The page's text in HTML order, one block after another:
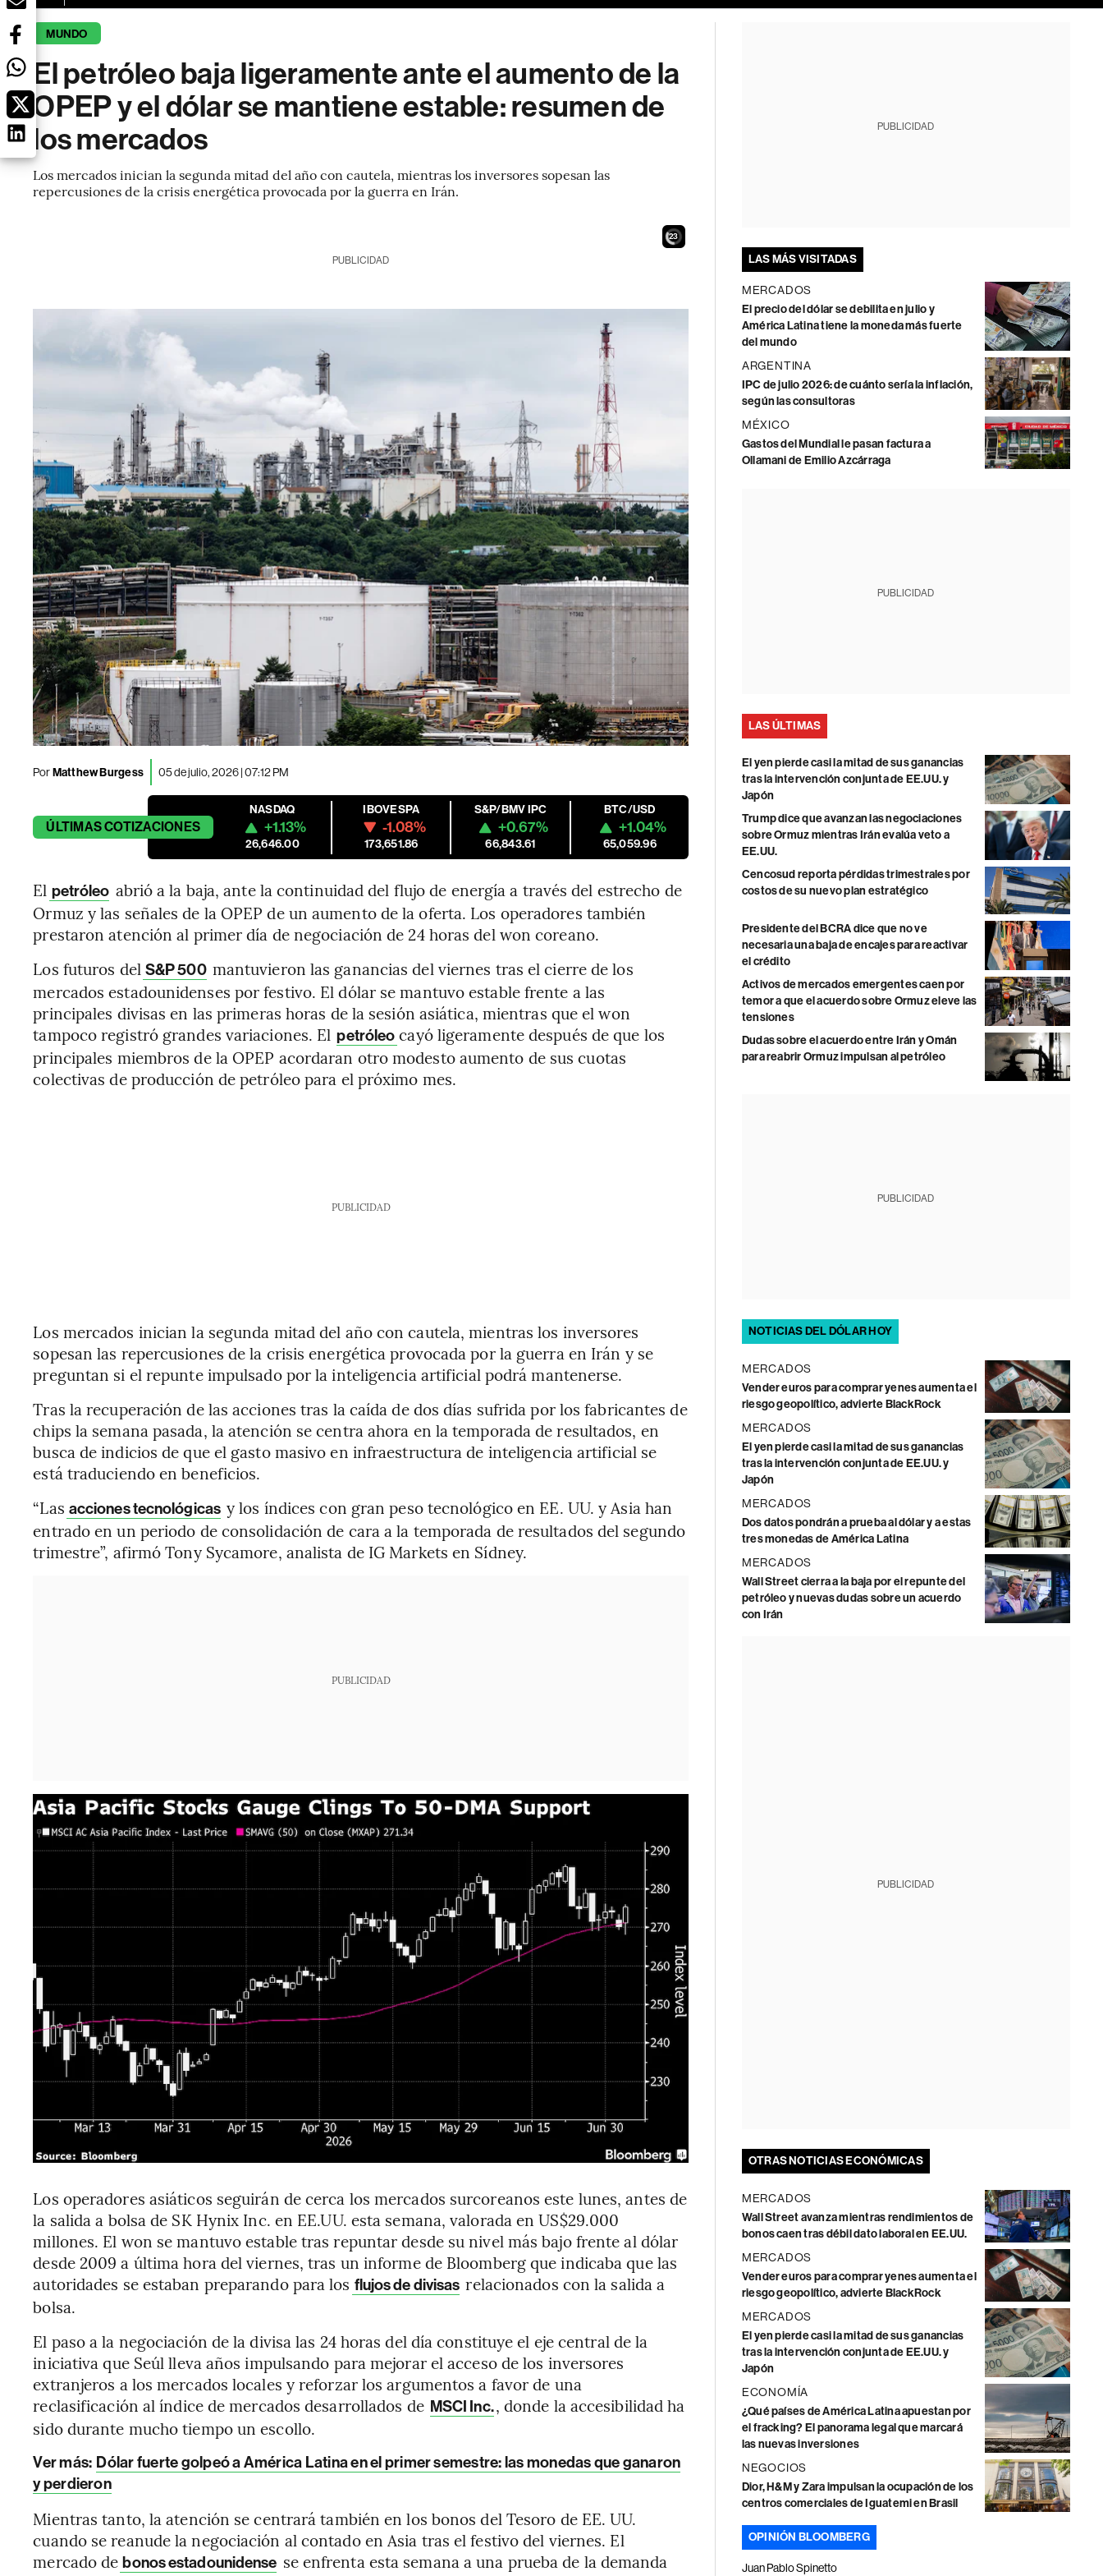
MUNDO
El petróleo baja ligeramente ante el aumento de la
OPEP y el dólar se mantiene estable: resumen de
los mercados
Los mercados inician la segunda mitad del año con cautela, mientras los inversores sopesan las
repercusiones de la crisis energética provocada por la guerra en Irán.
21
PUBLICIDAD
PorMatthew Burgess 05 de julio, 2026 | 07:12 PM
ÚLTIMASCOTIZACIONES
NASDAQ
+1.13%
26,646.00
IBOVESPA
-1.08%
173,651.86
S&P/BMV IPC
+0.67%
66,843.61
BTC/USD
+1.04%
65,059.96
El petróleo abrió a la baja, ante la continuidad del flujo de energía a través del estrecho de
Ormuz y las señales de la OPEP de un aumento de la oferta. Los operadores también
prestaron atención al primer día de negociación de 24 horas del won coreano.
Los futuros del S&P 500 mantuvieron las ganancias del viernes tras el cierre de los
mercados estadounidenses por festivo. El dólar se mantuvo estable frente a las
principales divisas en las primeras horas de la sesión asiática, mientras que el won
tampoco registró grandes variaciones. El petróleo cayó ligeramente después de que los
principales miembros de la OPEP acordaran otro modesto aumento de sus cuotas
colectivas de producción de petróleo para el próximo mes.
PUBLICIDAD
Los mercados inician la segunda mitad del año con cautela, mientras los inversores
sopesan las repercusiones de la crisis energética provocada por la guerra en Irán y se
preguntan si el repunte impulsado por la inteligencia artificial podrá mantenerse.
Tras la recuperación de las acciones tras la caída de dos días sufrida por los fabricantes de
chips la semana pasada, la atención se centra ahora en la temporada de resultados, en
busca de indicios de que el gasto masivo en infraestructura de inteligencia artificial se
está traduciendo en beneficios.
“Las acciones tecnológicas y los índices con gran peso tecnológico en EE. UU. y Asia han
entrado en un periodo de consolidación de cara a la temporada de resultados del segundo
trimestre”, afirmó Tony Sycamore, analista de IG Markets en Sídney.
PUBLICIDAD
Los operadores asiáticos seguirán de cerca los mercados surcoreanos este lunes, antes de
la salida a bolsa de SK Hynix Inc. en EE.UU. esta semana, valorada en US$29.000
millones. El won se mantuvo estable tras repuntar desde su nivel más bajo frente al dólar
desde 2009 a última hora del viernes, tras un informe de Bloomberg que indicaba que las
autoridades se estaban preparando para los flujos de divisas relacionados con la salida a
bolsa.
El paso a la negociación de la divisa las 24 horas del día constituye el eje central de la
iniciativa que Seúl lleva años impulsando para mejorar el acceso de los inversores
extranjeros a los mercados locales y reforzar los argumentos a favor de una
reclasificación al índice de mercados desarrollados de MSCI Inc., donde la accesibilidad ha
sido durante mucho tiempo un escollo.
Ver más: Dólar fuerte golpeó a América Latina en el primer semestre: las monedas que ganaron
y perdieron
Mientras tanto, la atención se centrará también en los bonos del Tesoro de EE. UU.
cuando se reanude la negociación al contado en Asia tras el festivo del viernes. El
mercado de bonos estadounidense se enfrenta esta semana a una prueba de la demanda
PUBLICIDAD
LAS MÁS VISITADAS
MERCADOS
El precio del dólar se debilita en julio y
América Latina tiene la moneda más fuerte
del mundo
ARGENTINA
IPC de julio 2026: de cuánto sería la inflación,
según las consultoras
MÉXICO
Gastos del Mundial le pasan factura a
Ollamani de Emilio Azcárraga
PUBLICIDAD
LAS ÚLTIMAS
El yen pierde casi la mitad de sus ganancias
tras la intervención conjunta de EE.UU. y
Japón
Trump dice que avanzan las negociaciones
sobre Ormuz mientras Irán evalúa veto a
EE.UU.
Cencosud reporta pérdidas trimestrales por
costos de su nuevo plan estratégico
Presidente del BCRA dice que no ve
necesaria una baja de encajes para reactivar
el crédito
Activos de mercados emergentes caen por
temor a que el acuerdo sobre Ormuz eleve las
tensiones
Dudas sobre el acuerdo entre Irán y Omán
para reabrir Ormuz impulsan al petróleo
PUBLICIDAD
NOTICIAS DEL DÓLAR HOY
MERCADOS
Vender euros para comprar yenes aumenta el
riesgo geopolítico, advierte BlackRock
MERCADOS
El yen pierde casi la mitad de sus ganancias
tras la intervención conjunta de EE.UU. y
Japón
MERCADOS
Dos datos pondrán a prueba al dólar y a estas
tres monedas de América Latina
MERCADOS
Wall Street cierra a la baja por el repunte del
petróleo y nuevas dudas sobre un acuerdo
con Irán
PUBLICIDAD
OTRAS NOTICIAS ECONÓMICAS
MERCADOS
Wall Street avanza mientras rendimientos de
bonos caen tras débil dato laboral en EE.UU.
MERCADOS
Vender euros para comprar yenes aumenta el
riesgo geopolítico, advierte BlackRock
MERCADOS
El yen pierde casi la mitad de sus ganancias
tras la intervención conjunta de EE.UU. y
Japón
ECONOMÍA
¿Qué países de América Latina apuestan por
el fracking? El panorama legal que marcará
las nuevas inversiones
NEGOCIOS
Dior, H&M y Zara impulsan la ocupación de los
centros comerciales de Iguatemi en Brasil
OPINIÓN BLOOMBERG
Juan Pablo Spinetto